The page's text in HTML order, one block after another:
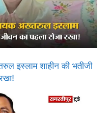
इस्लाम शाहीन की भतीजी